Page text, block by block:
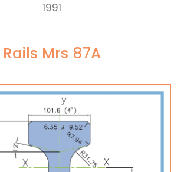
1991
Rails Mrs 87A